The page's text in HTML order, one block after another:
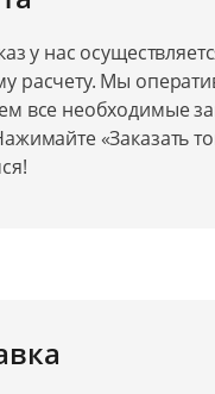
у нас
расчету. Мы
все необходимые
«Заказать